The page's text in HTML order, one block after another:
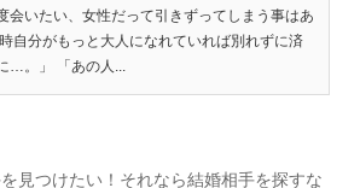
会いたい、女性だって引きずってしまう事はあ
自分がもっと大人になれていれば別れずに済
…。」 「あの人...
見つけたい！それなら結婚相手を探すな